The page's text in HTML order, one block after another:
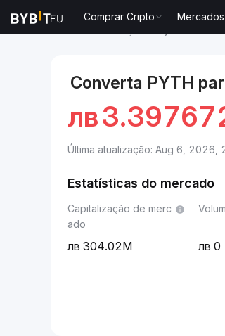
Comprar Cripto Mercados
Converta PYTH
лв
Última atualização: Aug 6, 2026,
Estatísticas do mercado
Capitalização de merc
ado
304.02M 0